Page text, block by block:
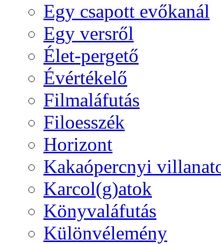
Egy csapott evőkanál
Egy versről
Élet-pergető
Évértékelő
Filmaláfutás
Filoesszék
Horizont
Kakaópercnyi
Karcol(g)atok
Könyvaláfutás
Különvélemény